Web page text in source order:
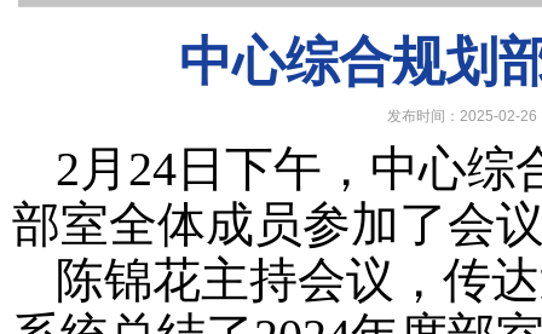
中心综合规划
发布时间：2025-02-26
2月24日下午，中心
部室全体成员参加了会
陈锦花主持会议，传